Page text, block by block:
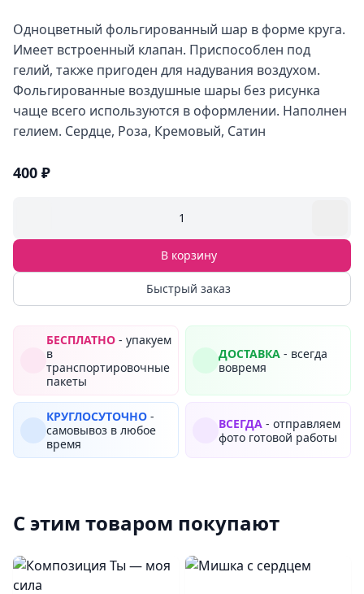
Одноцветный фольгированный шар в форме круга.
Имеет встроенный клапан. Приспособлен под
гелий, также пригоден для надувания воздухом.
Фольгированные воздушные шары без рисунка
чаще всего используются в оформлении. Наполнен
гелием. Сердце, Роза, Кремовый, Сатин
400 ₽
1
В корзину
Быстрый заказ
БЕСПЛАТНО - упакуем
в
транспортировочные
пакеты
ДОСТАВКА - всегда
вовремя
КРУГЛОСУТОЧНО -
самовывоз в любое
время
ВСЕГДА - отправляем
фото готовой работы
С этим товаром покупают